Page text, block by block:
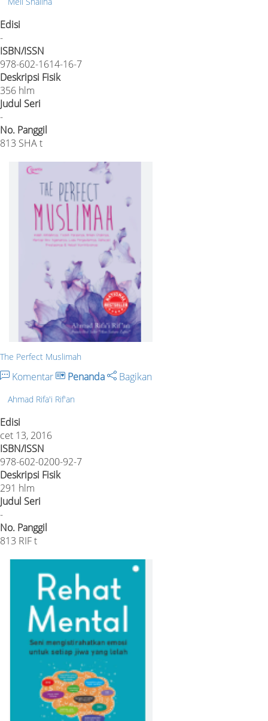
Edisi
-
ISBN/ISSN
978-602-1614-16-7
Deskripsi Fisik
356 hlm
Judul Seri
-
No. Panggil
813 SHA t
The Perfect Muslimah
Komentar Penanda Bagikan
Ahmad Rifa'i Rif'an
Edisi
cet 13, 2016
ISBN/ISSN
978-602-0200-92-7
Deskripsi Fisik
291 hlm
Judul Seri
-
No. Panggil
813 RIF t